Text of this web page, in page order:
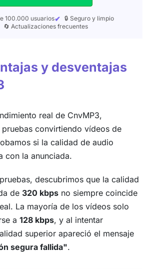
100.000 usuarios
🔒 Seguro y limpio
🔄 Actualizaciones frecuentes
y desventajas
real de CnvMP3,
convirtiendo vídeos de
si la calidad de audio
con la anunciada.
descubrimos que la calidad
de 320 kbps no siempre coincide
La mayoría de los vídeos solo
a 128 kbps, y al intentar
superior apareció el mensaje
segura fallida".